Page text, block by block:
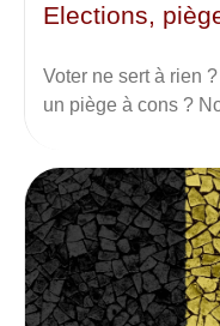
Elections,
Voter ne sert à rien
un piège à cons ?